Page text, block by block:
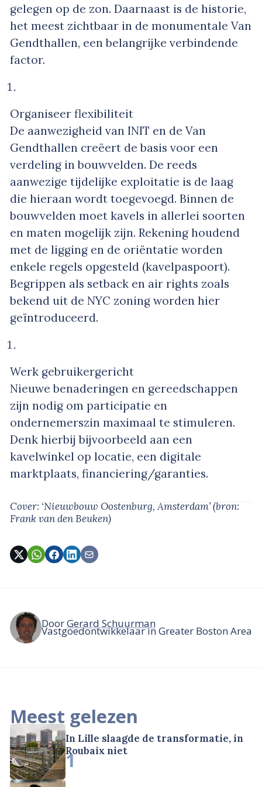
gelegen op de zon. Daarnaast is de historie,
het meest zichtbaar in de monumentale Van
Gendthallen, een belangrijke verbindende
factor.
Organiseer flexibiliteit
De aanwezigheid van INIT en de Van
Gendthallen creëert de basis voor een
verdeling in bouwvelden. De reeds
aanwezige tijdelijke exploitatie is de laag
die hieraan wordt toegevoegd. Binnen de
bouwvelden moet kavels in allerlei soorten
en maten mogelijk zijn. Rekening houdend
met de ligging en de oriëntatie worden
enkele regels opgesteld (kavelpaspoort).
Begrippen als setback en air rights zoals
bekend uit de NYC zoning worden hier
geïntroduceerd.
Werk gebruikergericht
Nieuwe benaderingen en gereedschappen
zijn nodig om participatie en
ondernemerszin maximaal te stimuleren.
Denk hierbij bijvoorbeeld aan een
kavelwinkel op locatie, een digitale
marktplaats, financiering/garanties.
Cover: ‘Nieuwbouw Oostenburg, Amsterdam’(bron:
Frank van den Beuken)
DoorGerard Schuurman
Vastgoedontwikkelaar in Greater Boston Area
Meest gelezen
In Lille slaagde de transformatie, in
Roubaix niet
1